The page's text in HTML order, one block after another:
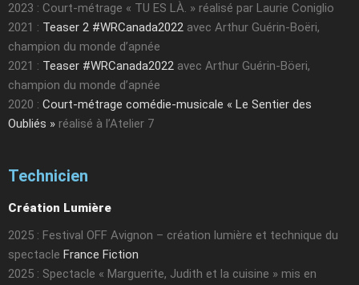
2023 : Court-métrage « TU ES LÀ. » réalisé par Laurie Coniglio
2021 : Teaser 2 #WRCanada2022 avec Arthur Guérin-Boëri,
champion du monde d’apnée
2021 : Teaser #WRCanada2022 avec Arthur Guérin-Böeri,
champion du monde d’apnée
2020 : Court-métrage comédie-musicale « Le Sentier des
Oubliés » réalisé à l’Atelier 7
Technicien
Création Lumière
2025 : Festival OFF Avignon – création lumière et technique du
spectacle France Fiction
2025 : Spectacle « Marguerite, Judith et la cuisine » mis en